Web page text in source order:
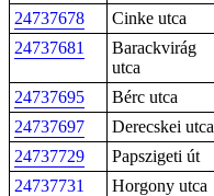
24737678 Cinke utca
24737681
Barackvirág
utca
24737695 Bérc utca
24737697
Derecskei utca
24737729
Papszigeti út
24737731
Horgony utca